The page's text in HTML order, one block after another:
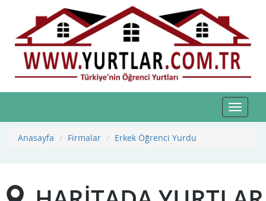
Toggle
Anasayfa
Firmalar Erkek Öğrenci Yurdu